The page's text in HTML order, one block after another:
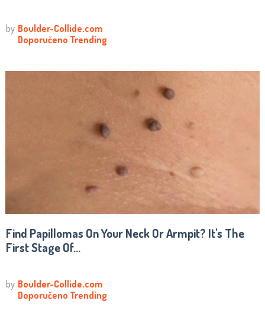
Find Papillomas On Your Neck Or Armpit? It's The
First Stage Of...